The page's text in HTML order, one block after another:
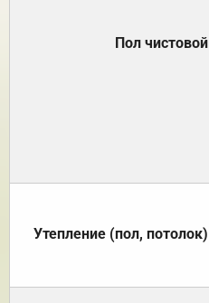
Пол чистовой
Утепление (пол, потолок)